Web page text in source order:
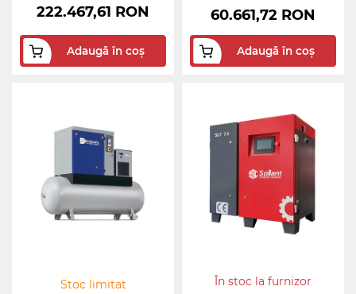
222.467,61 RON
Adaugă în coș
60.661,72 RON
Adaugă în coș
Stoc limitat
În stoc la furnizor